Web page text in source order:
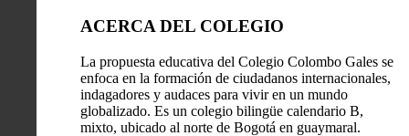
ACERCA DEL COLEGIO
La propuesta educativa del Colegio Colombo Gales se
enfoca en la formación de ciudadanos internacionales,
indagadores y audaces para vivir en un mundo
globalizado. Es un colegio bilingüe calendario B,
mixto, ubicado al norte de Bogotá en guaymaral.